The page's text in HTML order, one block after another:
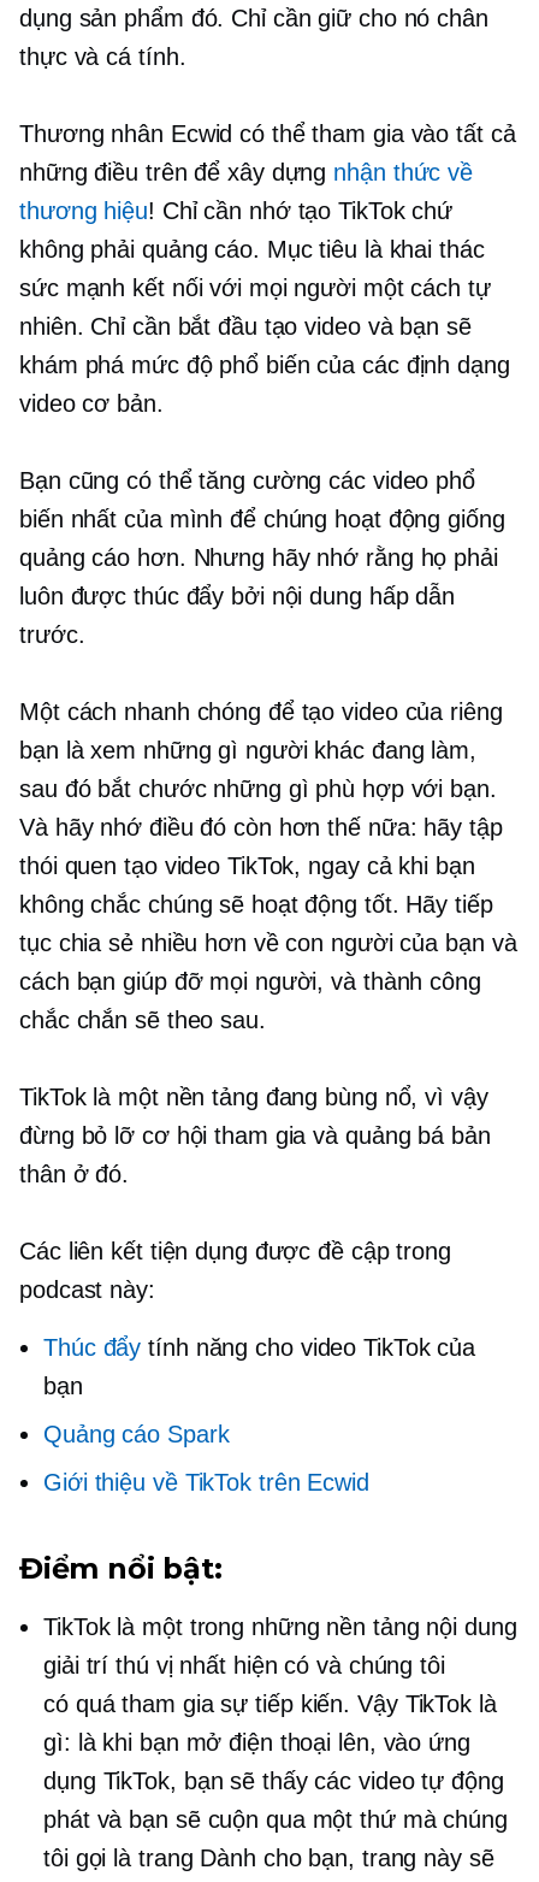
dụng sản phẩm đó. Chỉ cần giữ cho nó chân
thực và cá tính.
Thương nhân Ecwid có thể tham gia vào tất cả
những điều trên để xây dựng nhận thức về
thương hiệu! Chỉ cần nhớ tạo TikTok chứ
không phải quảng cáo. Mục tiêu là khai thác
sức mạnh kết nối với mọi người một cách tự
nhiên. Chỉ cần bắt đầu tạo video và bạn sẽ
khám phá mức độ phổ biến của các định dạng
video cơ bản.
Bạn cũng có thể tăng cường các video phổ
biến nhất của mình để chúng hoạt động giống
quảng cáo hơn. Nhưng hãy nhớ rằng họ phải
luôn được thúc đẩy bởi nội dung hấp dẫn
trước.
Một cách nhanh chóng để tạo video của riêng
bạn là xem những gì người khác đang làm,
sau đó bắt chước những gì phù hợp với bạn.
Và hãy nhớ điều đó còn hơn thế nữa: hãy tập
thói quen tạo video TikTok, ngay cả khi bạn
không chắc chúng sẽ hoạt động tốt. Hãy tiếp
tục chia sẻ nhiều hơn về con người của bạn và
cách bạn giúp đỡ mọi người, và thành công
chắc chắn sẽ theo sau.
TikTok là một nền tảng đang bùng nổ, vì vậy
đừng bỏ lỡ cơ hội tham gia và quảng bá bản
thân ở đó.
Các liên kết tiện dụng được đề cập trong
podcast này:
Thúc đẩy tính năng cho video TikTok của
bạn
Quảng cáo Spark
Giới thiệu về TikTok trên Ecwid
Điểm nổi bật:
TikTok là một trong những nền tảng nội dung
giải trí thú vị nhất hiện có và chúng tôi
có quá tham giasự tiếp kiến. Vậy TikTok là
gì: là khi bạn mở điện thoại lên, vào ứng
dụng TikTok, bạn sẽ thấy các video tự động
phát và bạn sẽ cuộn qua một thứ mà chúng
tôi gọi là trang Dành cho bạn, trang này sẽ